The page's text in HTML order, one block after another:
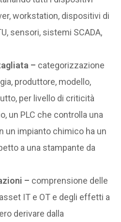
workstation, dispositivi di
sensori, sistemi SCADA,
– categorizzazione
produttore, modello,
per livello di criticità
un PLC che controlla una
un impianto chimico ha un
a una stampante da
– comprensione delle
IT e OT e degli effetti a
derivare dalla